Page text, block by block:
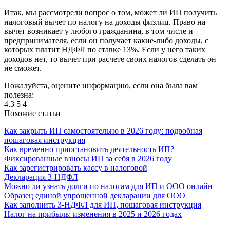
Итак, мы рассмотрели вопрос о том, может ли ИП получить
налоговый вычет по налогу на доходы физлиц. Право на
вычет возникает у любого гражданина, в том числе и
предпринимателя, если он получает какие-либо доходы, с
которых платит НДФЛ по ставке 13%. Если у него таких
доходов нет, то вычет при расчете своих налогов сделать он
не сможет.
Пожалуйста, оцените информацию, если она была вам
полезна:
4.3 5 4
Похожие статьи
Как закрыть ИП самостоятельно в 2026 году: подробная
пошаговая инструкция
Как временно приостановить деятельность ИП?
Фиксированные взносы ИП за себя в 2026 году
Как зарегистрировать кассу в налоговой
Декларация 3-НДФЛ
Можно ли узнать долги по налогам для ИП и ООО онлайн
Образец единой упрощенной декларации для ООО
Как заполнить 3-НДФЛ для ИП, пошаговая инструкция
Налог на прибыль: изменения в 2025 и 2026 годах